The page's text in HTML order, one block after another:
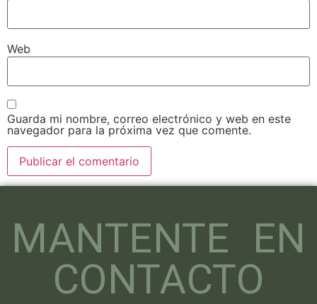
Web
Guarda mi nombre, correo electrónico y web en este
navegador para la próxima vez que comente.
MANTENTE EN
CONTACTO